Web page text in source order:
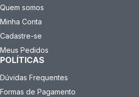
Quem somos
Minha Conta
Cadastre-se
Meus Pedidos
POLÍTICAS
Dúvidas Frequentes
Formas de Pagamento